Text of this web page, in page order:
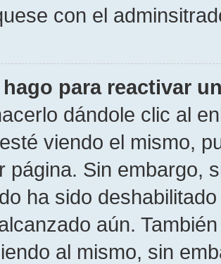
con el
para reactivar
dándole clic al
viendo el mismo,
página. Sin embargo,
ha sido
aún.
al mismo, sin